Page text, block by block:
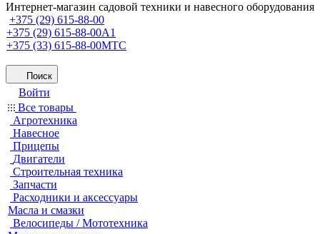
Интернет-магазин садовой техники и навесного оборудования
+375 (29) 615-88-00
+375 (29) 615-88-00A1
+375 (33) 615-88-00МТС
Поиск
Войти
Все товары
Агротехника
Навесное
Прицепы
Двигатели
Строительная техника
Запчасти
Расходники и аксессуары
Масла и смазки
Велосипеды / Мототехника